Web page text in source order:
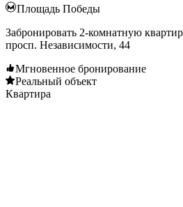
Площадь Победы
Забронировать 2-комнатную
просп. Независимости, 44
Мгновенное бронирование
Реальный объект
Квартира